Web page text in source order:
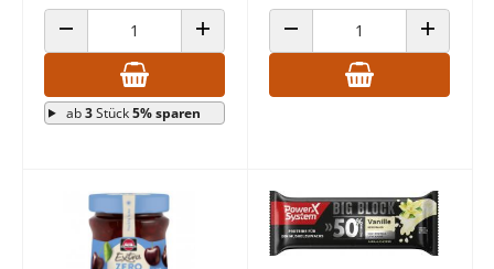
ANZAHL VERRINGERN ANZAHL ERHÖHEN
ab3Stück5% sparen
ANZAHL VERRINGERN ANZAHL